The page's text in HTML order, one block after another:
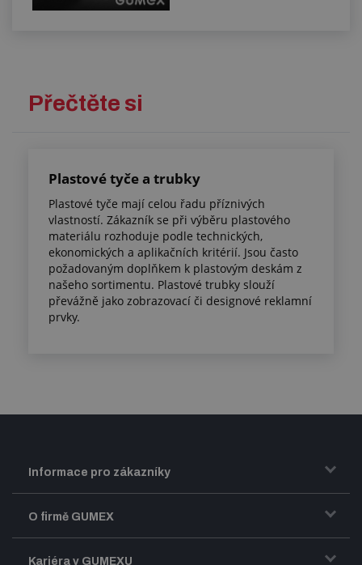
Přečtěte si
Plastové tyče a trubky
Plastové tyče mají celou řadu příznivých
vlastností. Zákazník se při výběru plastového
materiálu rozhoduje podle technických,
ekonomických a aplikačních kritérií. Jsou často
požadovaným doplňkem k plastovým deskám z
našeho sortimentu. Plastové trubky slouží
převážně jako zobrazovací či designové reklamní
prvky.
Informace pro zákazníky
Doprava a zasílání zboží
Obchodní podmínky
O firmě GUMEX
Představení firmy GUMEX
Kariéra v GUMEXU